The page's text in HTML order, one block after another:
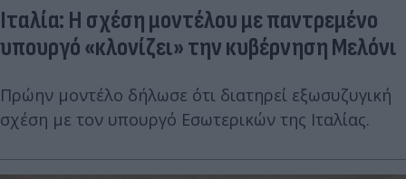
Ιταλία: Η σχέση μοντέλου με παντρεμένο
υπουργό «κλονίζει» την κυβέρνηση Μελόνι
Πρώην μοντέλο δήλωσε ότι διατηρεί εξωσυζυγική
σχέση με τον υπουργό Εσωτερικών της Ιταλίας.